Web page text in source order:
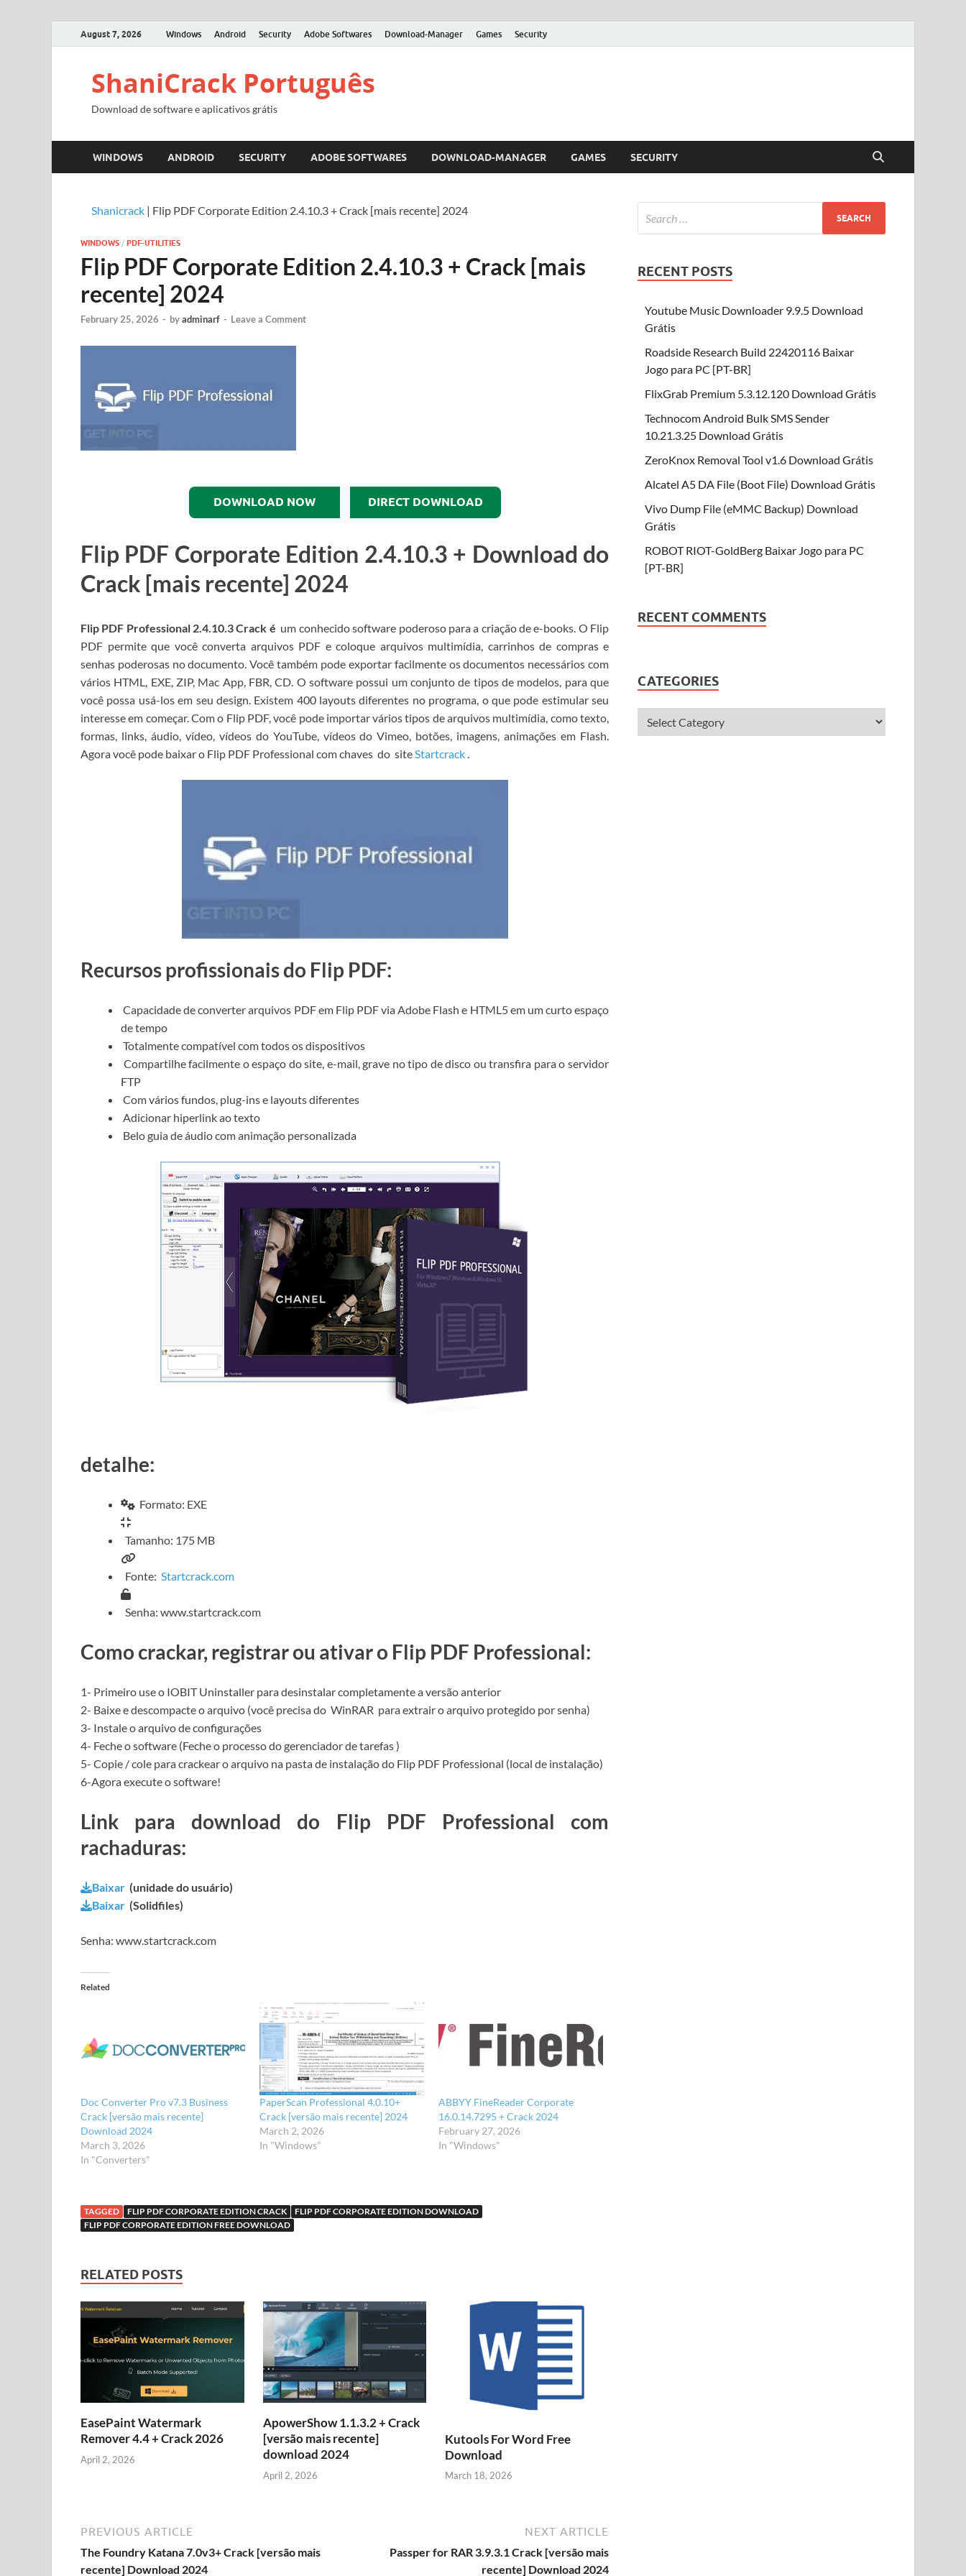
August 7, 2026 Windows Android Security Adobe Softwares Download-Manager Games Security
ShaniCrack Português
Download de software e aplicativos grátis
WINDOWS ANDROID SECURITY ADOBE SOFTWARES DOWNLOAD-MANAGER GAMES SECURITY
Shanicrack | Flip PDF Corporate Edition 2.4.10.3 + Crack [mais recente] 2024
WINDOWS / PDF-UTILITIES
Flip PDF Corporate Edition 2.4.10.3 + Crack [mais
recente] 2024
February 25, 2026 - byadminarf - Leave a Comment
DOWNLOAD NOW DIRECT DOWNLOAD
Flip PDF Corporate Edition 2.4.10.3 + Download do
Crack [mais recente] 2024
Flip PDF Professional 2.4.10.3 Crack é um conhecido software poderoso para a criação de e-books. O Flip
PDF permite que você converta arquivos PDF e coloque arquivos multimídia, carrinhos de compras e
senhas poderosas no documento.Você também pode exportar facilmente os documentos necessários com
vários HTML, EXE, ZIP, Mac App, FBR, CD. O software possui um conjunto de tipos de modelos, para que
você possa usá-los em seu design. Existem 400 layouts diferentes no programa, o que pode estimular seu
interesse em começar.Com o Flip PDF, você pode importar vários tipos de arquivos multimídia, como texto,
formas, links, áudio, vídeo, vídeos do YouTube, vídeos do Vimeo, botões, imagens, animações em Flash.
Agora você pode baixar o Flip PDF Professional com chaves do siteStartcrack.
Recursos profissionais do Flip PDF:
Capacidade de converter arquivos PDF em Flip PDF via Adobe Flash e HTML5 em um curto espaço
de tempo
Totalmente compatível com todos os dispositivos
Compartilhe facilmente o espaço do site, e-mail, grave no tipo de disco ou transfira para o servidor
FTP
Com vários fundos, plug-ins e layouts diferentes
Adicionar hiperlink ao texto
Belo guia de áudio com animação personalizada
detalhe:
Formato: EXE
Tamanho: 175 MB
Fonte: Startcrack.com
Senha: www.startcrack.com
Como crackar, registrar ou ativar o Flip PDF Professional:
1- Primeiro use o IOBIT Uninstaller paradesinstalar completamente a versão anterior
2- Baixe e descompacte o arquivo (você precisa do WinRAR para extrair o arquivo protegido por senha)
3- Instale o arquivo de configurações
4- Feche o software (Feche o processo do gerenciador de tarefas )
5- Copie / cole para crackear o arquivo na pasta de instalação do Flip PDF Professional (local de instalação)
6-Agora execute o software!
Link para download do Flip PDF Professional com
rachaduras:
Baixar (unidade do usuário)
Baixar (Solidfiles)
Senha: www.startcrack.com
Related
Doc Converter Pro v7.3 Business
Crack [versão mais recente]
Download 2024
March 3, 2026
In "Converters"
PaperScan Professional 4.0.10+
Crack [versão mais recente] 2024
March 2, 2026
In "Windows"
ABBYY FineReader Corporate
16.0.14.7295 + Crack 2024
February 27, 2026
In "Windows"
TAGGED FLIP PDF CORPORATE EDITION CRACK
FLIP PDF CORPORATE EDITION DOWNLOAD
FLIP PDF CORPORATE EDITION FREE DOWNLOAD
RELATED POSTS
EasePaint Watermark
Remover 4.4 + Crack 2026
April 2, 2026
ApowerShow 1.1.3.2 + Crack
[versão mais recente]
download 2024
April 2, 2026
Kutools For Word Free
Download
March 18, 2026
PREVIOUS ARTICLE
The Foundry Katana 7.0v3+ Crack [versão mais
recente] Download 2024
NEXT ARTICLE
Passper for RAR 3.9.3.1 Crack [versão mais
recente] Download 2024
RECENT POSTS
Youtube Music Downloader 9.9.5 Download
Grátis
Roadside Research Build 22420116 Baixar
Jogo para PC [PT-BR]
FlixGrab Premium 5.3.12.120 Download Grátis
Technocom Android Bulk SMS Sender
10.21.3.25 Download Grátis
ZeroKnox Removal Tool v1.6 Download Grátis
Alcatel A5 DA File (Boot File) Download Grátis
Vivo Dump File (eMMC Backup) Download
Grátis
ROBOT RIOT-GoldBerg Baixar Jogo para PC
[PT-BR]
RECENT COMMENTS
CATEGORIES